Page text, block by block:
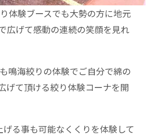
体験ブースでも大勢の方に地元
広げて感動の連続の笑顔を見れ
鳴海絞りの体験でご自分で綿の
げて頂ける絞り体験コーナを開
る事も可能なくくりを体験して